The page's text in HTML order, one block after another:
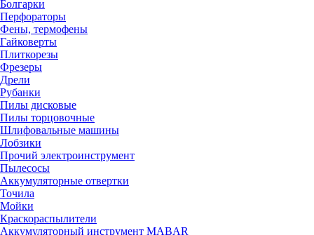
Болгарки
Перфораторы
Фены, термофены
Гайковерты
Плиткорезы
Фрезеры
Дрели
Рубанки
Пилы дисковые
Пилы торцовочные
Шлифовальные машины
Лобзики
Прочий электроинструмент
Пылесосы
Аккумуляторные отвертки
Точила
Мойки
Краскораспылители
Аккумуляторный инструмент MABAR